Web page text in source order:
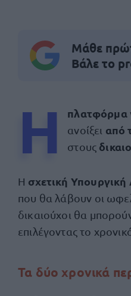
Μάθε
Βάλε το
Η πλατφόρμα
ανοίξει από
στους
Η σχετική
που θα λάβουν οι
δικαιούχοι θα
επιλέγοντας το
Τα δύο χρονικά